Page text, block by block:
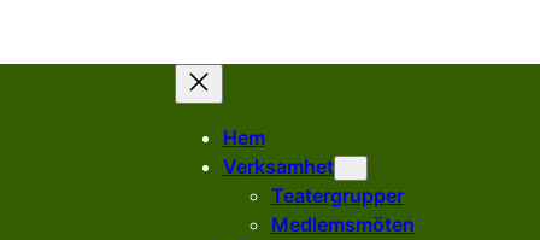
Hem
Verksamhet
Teatergrupper
Medlemsmöten